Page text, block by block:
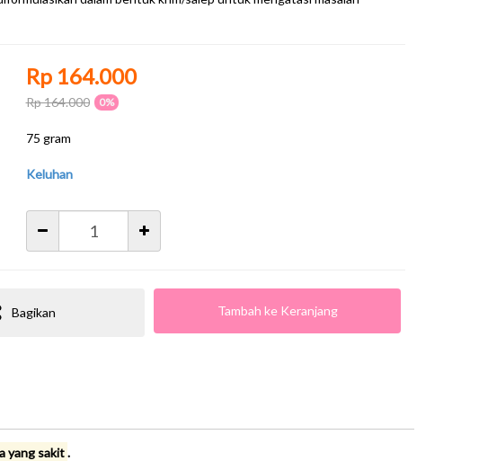
Rp 164.000
Rp 164.000 0%
75 gram
Keluhan
Bagikan Tambah ke Keranjang
yang sakit.